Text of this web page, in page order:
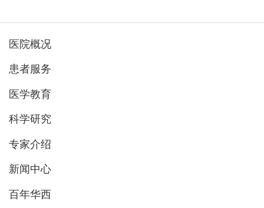
医院概况
患者服务
医学教育
科学研究
专家介绍
新闻中心
百年华西